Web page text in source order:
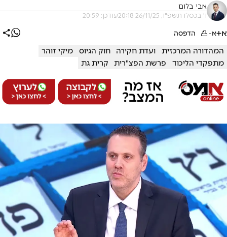
אבי בלום
ו' בכסלו תשפ"ו, 26/11/25 20:18 עודכן: 20:59
א+א- הדפסה
המהדורה המרכזית ועדת חקירה חוק הגיוס
מיקי זוהר
מתפקדי הליכוד
פרשת הפצ"רית קרית גת